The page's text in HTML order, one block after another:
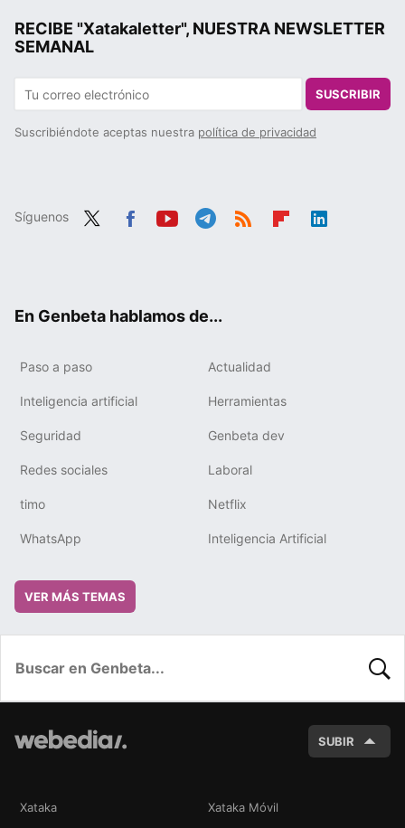
RECIBE "Xatakaletter", NUESTRA NEWSLETTER
SEMANAL
SUSCRIBIR
Suscribiéndote aceptas nuestra política de privacidad
Síguenos
En Genbeta hablamos de...
Paso a paso Actualidad
Inteligencia artificial Herramientas
Seguridad Genbeta dev
Redes sociales Laboral
timo Netflix
WhatsApp Inteligencia Artificial
VER MÁS TEMAS
SUBIR
Xataka Xataka Móvil